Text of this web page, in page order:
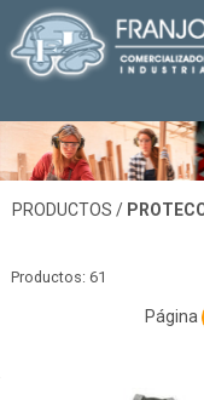
PRODUCTOS /
Productos: 61
Página